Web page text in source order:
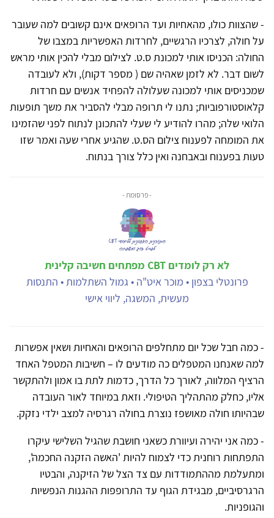
- שהצוות כולו, מהאחיות ועד הרופאים אינם קשובים למה שעובר
על חולה, לצרכיו הרגשיים, לחרדות האפשריות במצבו של
החולה: הכניסו אותי למכונת ס.ט. לצילום מבלי להכין אותי מראש
לשום דבר. לא לזמן שאהיה שם ( מספר דקות), ולא לעובדה
שמכניסים אותי למכונה שעלולה להפחיד אנשים עם חרדות
קלאוסטורפוביות; נתנו לי תרופה מבלי להסביר את משך תופעות
הלואי שלה; מהרו להודיע לי שעלי להתכונן לנתוח לפני שהזמינו
את המומחה לפענוח צילום הס.ט. שהגיע אחרי שעה ואמר שזו
טעות בפענוח ובאבחנה ואין כלל צורך בנתוח.
- פרסומת -
לא רק לומדים CBT מפתחים חשיבה קלינית
פרונטלי בצפון • מוכר איט"ה • גמול השתלמות • התנסות
מעשית, המשגה, ליווי אישי
- כמה חבל שכל יום מתחלפים הרופאים והאחיות ושאין אפשרות
למה שאנחנו המטפלים כה מודעים לו – חשיבות המטפל האחד
הרציף המלווה, לאורך כל הדרך, כדמות לתת בו אמון ולהתקשר
אליו, כחלק מהתהליך הטיפולי. וזאת במיוחד לאור העובדה
שבהיותו חולה מאושפז נוצרת בחולה רגרסיה למצב ילדי נזקק.
- כמה אני יהירה ועיוורת כשאני חושבת שהגיל השלישי עיקרו
התפתחות רוחנית כדי לצמוח להיות 'האשה הזקנה החכמה',
ומתעלמת מההתמודדות עם צד הצל של הזיקנה, והבטיו
הרגרסיביים, מבגידת הגוף עד התרופפות ההגנות הנפשיות
והגופניות.